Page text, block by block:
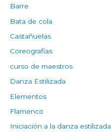
Barre
Bata de cola
Castañuelas
Coreografias
curso de maestros
Danza Estilizada
Elementos
Flamenco
Iniciación a la danza estilizada